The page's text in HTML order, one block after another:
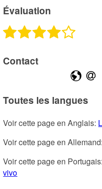
Évaluation
Contact
Toutes les langues
Voir cette page en Anglais:
Voir cette page en Allemand:
Voir cette page en Portugais:
vivo